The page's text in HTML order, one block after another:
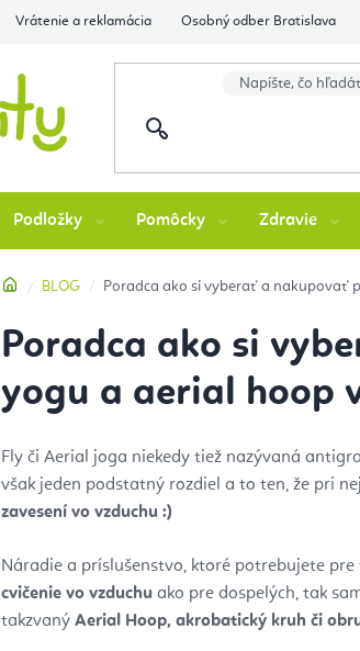
Vrátenie a reklamácia Osobný odber Bratislava
Podložky Pomôcky Zdravie
Domov
BLOG Poradca ako si vyberať a nakupovať
Poradca ako si
yogu a aerial hoop
Fly či Aerial joga niekedy tiež nazývaná
však jeden podstatný rozdiel a to ten, že pri
zavesení vo vzduchu :)
Náradie a príslušenstvo, ktoré potrebujete
cvičenie vo vzduchu ako pre dospelých, tak
takzvaný Aerial Hoop, akrobatický kruh či